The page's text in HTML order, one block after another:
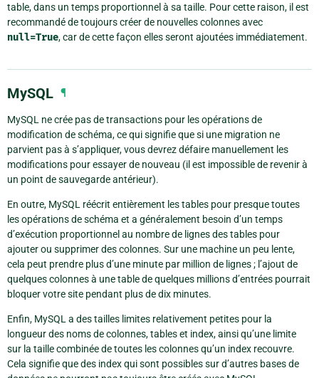
table, dans un temps proportionnel à sa taille. Pour cette raison, il est
recommandé de toujours créer de nouvelles colonnes avec
null=True, car de cette façon elles seront ajoutées immédiatement.
MySQL ¶
MySQL ne crée pas de transactions pour les opérations de
modification de schéma, ce qui signifie que si une migration ne
parvient pas à s’appliquer, vous devrez défaire manuellement les
modifications pour essayer de nouveau (il est impossible de revenir à
un point de sauvegarde antérieur).
En outre, MySQL réécrit entièrement les tables pour presque toutes
les opérations de schéma et a généralement besoin d’un temps
d’exécution proportionnel au nombre de lignes des tables pour
ajouter ou supprimer des colonnes. Sur une machine un peu lente,
cela peut prendre plus d’une minute par million de lignes ; l’ajout de
quelques colonnes à une table de quelques millions d’entrées pourrait
bloquer votre site pendant plus de dix minutes.
Enfin, MySQL a des tailles limites relativement petites pour la
longueur des noms de colonnes, tables et index, ainsi qu’une limite
sur la taille combinée de toutes les colonnes qu’un index recouvre.
Cela signifie que des index qui sont possibles sur d’autres bases de